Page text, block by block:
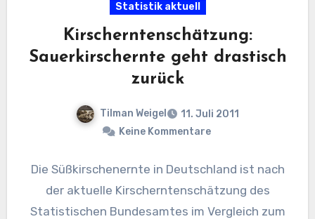
Statistik aktuell
Kirscherntenschätzung:
Sauerkirschernte geht drastisch
zurück
Tilman Weigel
11. Juli 2011
Keine Kommentare
Die Süßkirschenernte in Deutschland ist nach
der aktuelle Kirscherntenschätzung des
Statistischen Bundesamtes im Vergleich zum